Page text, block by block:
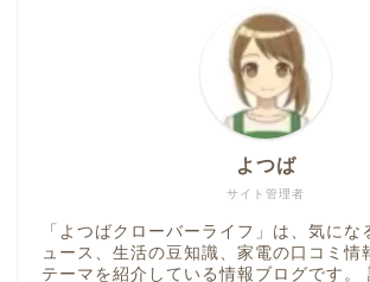
サイト管理者
よつば
「よつばクローバーライフ」は、気にな
ュース、生活の豆知識、家電の口コミ情
テーマを紹介している情報ブログです。